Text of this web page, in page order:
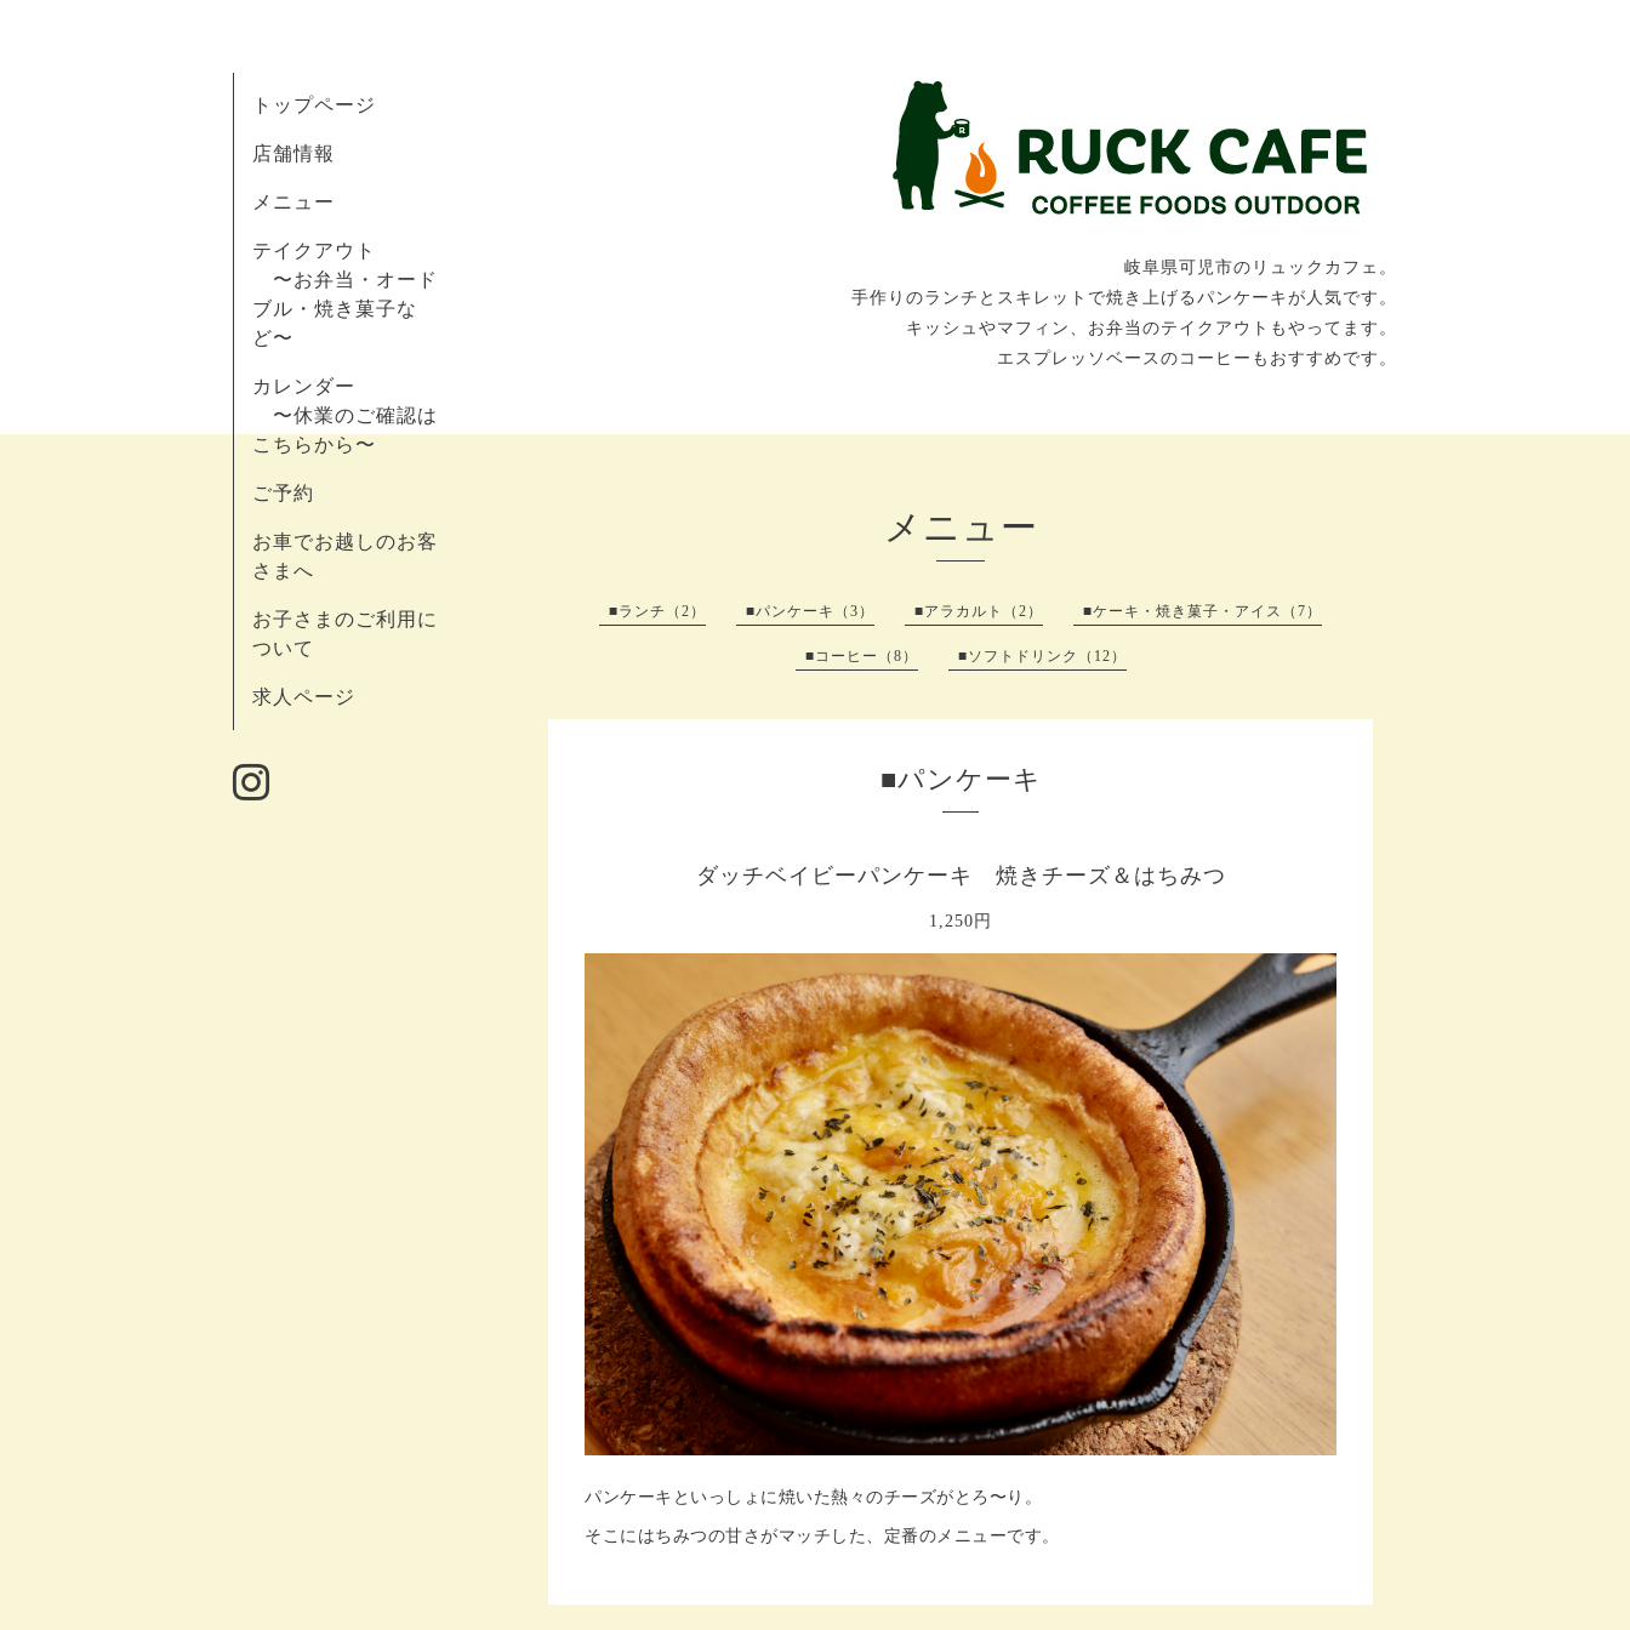
岐阜県可児市のリュックカフェ。
手作りのランチとスキレットで焼き上げるパンケーキが人気です。
キッシュやマフィン、お弁当のテイクアウトもやってます。
エスプレッソベースのコーヒーもおすすめです。
トップページ
店舗情報
メニュー
テイクアウト
〜お弁当・オード
ブル・焼き菓子な
ど〜
カレンダー
〜休業のご確認は
こちらから〜
ご予約
お車でお越しのお客
さまへ
お子さまのご利用に
ついて
求人ページ
メニュー
■ランチ（2） ■パンケーキ（3） ■アラカルト（2） ■ケーキ・焼き菓子・アイス（7）
■コーヒー（8） ■ソフトドリンク（12）
■パンケーキ
ダッチベイビーパンケーキ 焼きチーズ＆はちみつ
1,250円
パンケーキといっしょに焼いた熱々のチーズがとろ〜り。
そこにはちみつの甘さがマッチした、定番のメニューです。